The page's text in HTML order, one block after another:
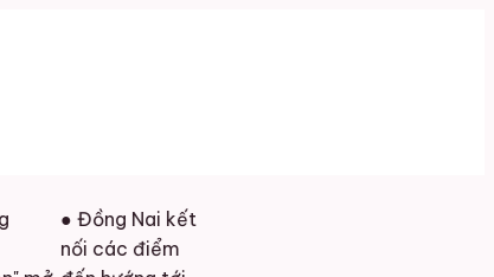
● Đồng Nai kết
nối các điểm